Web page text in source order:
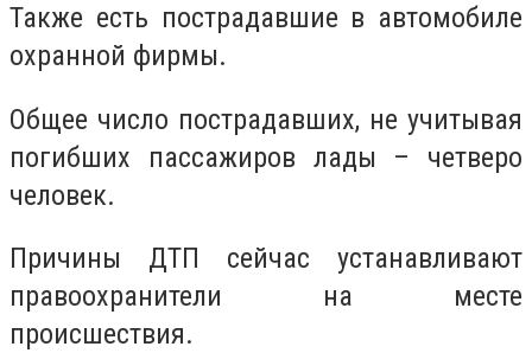
Также есть пострадавшие в автомобиле
охранной фирмы.
Общее число пострадавших, не учитывая
погибших пассажиров лады – четверо
человек.
Причины ДТП сейчас устанавливают
правоохранители на месте
происшествия.